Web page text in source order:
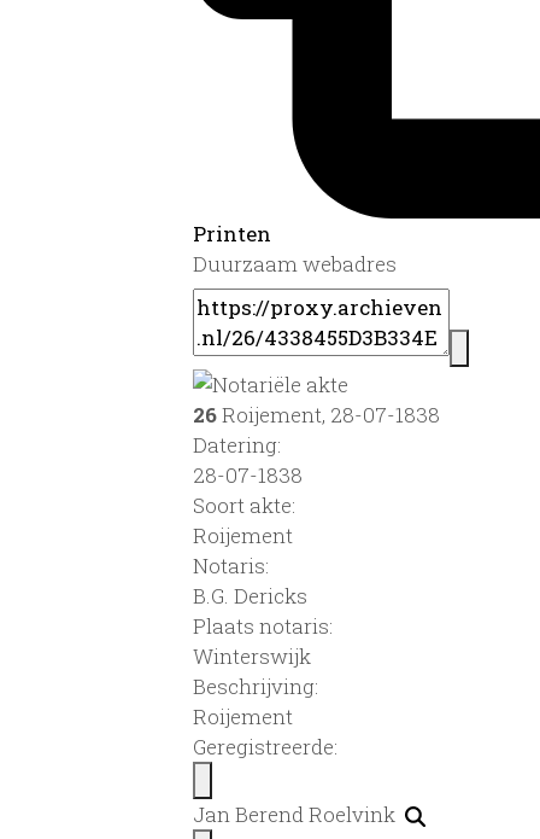
Printen
Duurzaam webadres
26Roijement, 28-07-1838
Datering:
28-07-1838
Soort akte:
Roijement
Notaris:
B.G. Dericks
Plaats notaris:
Winterswijk
Beschrijving:
Roijement
Geregistreerde:
Jan Berend Roelvink